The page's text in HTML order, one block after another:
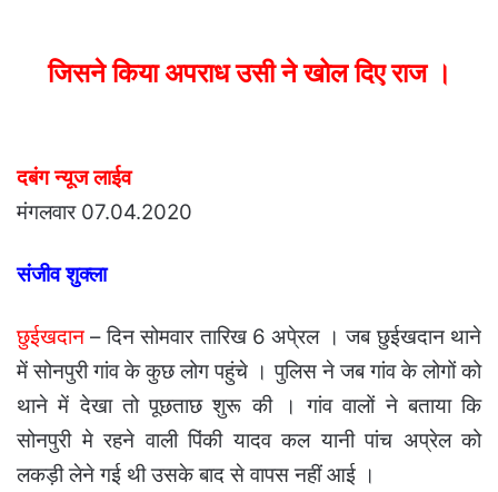
जिसने किया अपराध उसी ने खोल दिए राज ।
दबंग न्यूज लाईव
मंगलवार 07.04.2020
संजीव शुक्ला
छुईखदान – दिन सोमवार तारिख 6 अपे्रल । जब छुईखदान थाने
में सोनपुरी गांव के कुछ लोग पहुंचे । पुलिस ने जब गांव के लोगों को
थाने में देखा तो पूछताछ शुरू की । गांव वालों ने बताया कि
सोनपुरी मे रहने वाली पिंकी यादव कल यानी पांच अप्रेल को
लकड़ी लेने गई थी उसके बाद से वापस नहीं आई ।